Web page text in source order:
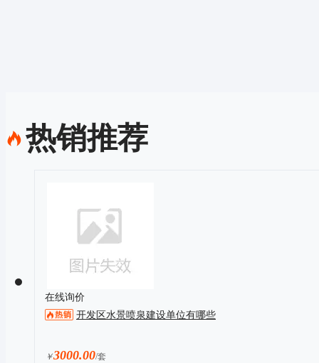
热销推荐
在线询价
开发区水景喷泉建设单位有哪些
￥3000.00/套